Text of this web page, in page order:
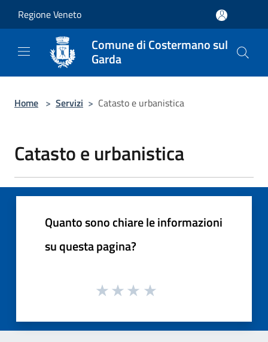
Regione Veneto
Comune di Costermano sul
Garda
Home > Servizi > Catasto e urbanistica
Catasto e urbanistica
Quanto sono chiare le informazioni
su questa pagina?